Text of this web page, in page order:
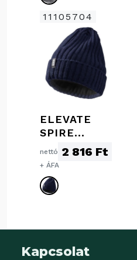
11105704
ELEVATE
SPIRE
KÖTÖTT
SAPKA,
SÖTÉTKÉK
nettó 2 816 Ft
+ ÁFA
Kapcsolat